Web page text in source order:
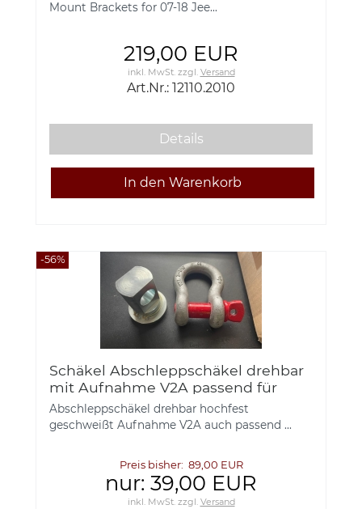
Mount Brackets for 07-18 Jee...
219,00 EUR
inkl. MwSt.zzgl. Versand
Art.Nr.: 12110.2010
Details
-56%
Schäkel Abschleppschäkel drehbar
mit Aufnahme V2A passend für
Stoßstange ENGAGE
Abschleppschäkel drehbar hochfest
geschweißt Aufnahme V2A auch passend ...
Preis bisher: 89,00 EUR
nur: 39,00 EUR
inkl. MwSt.zzgl. Versand